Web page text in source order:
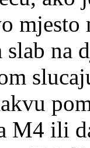
slab na
M4 ili